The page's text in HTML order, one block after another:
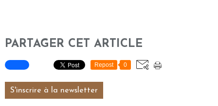
PARTAGER CET ARTICLE
Repost 0
S'inscrire à la newsletter